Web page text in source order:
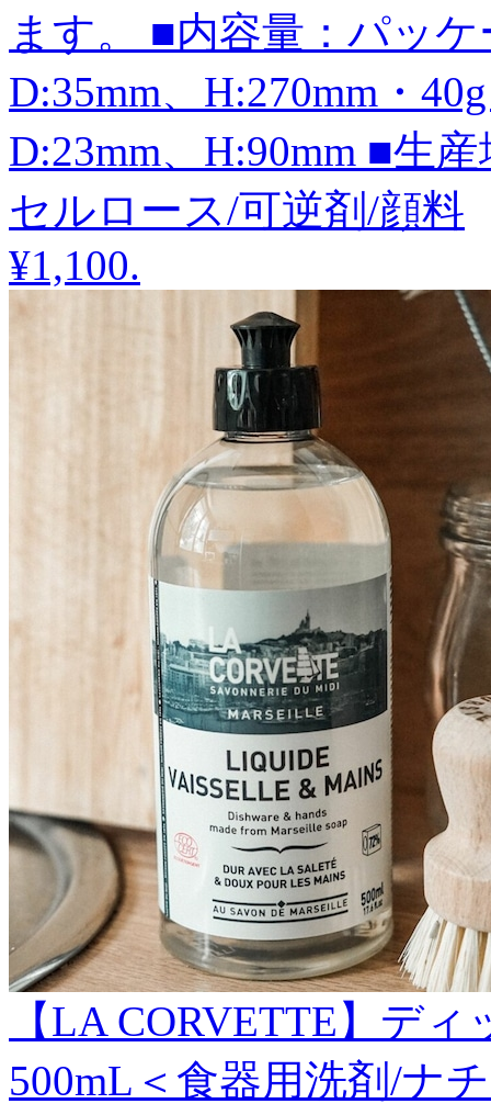
ます。 ■内容量：パッ
D:35mm、H:270mm・
D:23mm、H:90mm ■生
セルロース/可逆剤/顔料
¥1,100.
【LA CORVETTE】デ
500mL＜食器用洗剤/ナ